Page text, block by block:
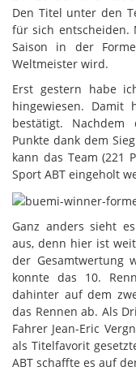
Den Titel unter den
für sich entscheiden.
Saison in der
Weltmeister wird.
Erst gestern habe
hingewiesen. Damit
bestätigt. Nachdem
Punkte dank dem
kann das Team (221
Sport ABT eingeholt
Ganz anders sieht
aus, denn hier ist
der Gesamtwertung
konnte das 10.
dahinter auf dem
das Rennen ab. Als
Fahrer Jean-Eric
als Titelfavorit
ABT schaffte es auf